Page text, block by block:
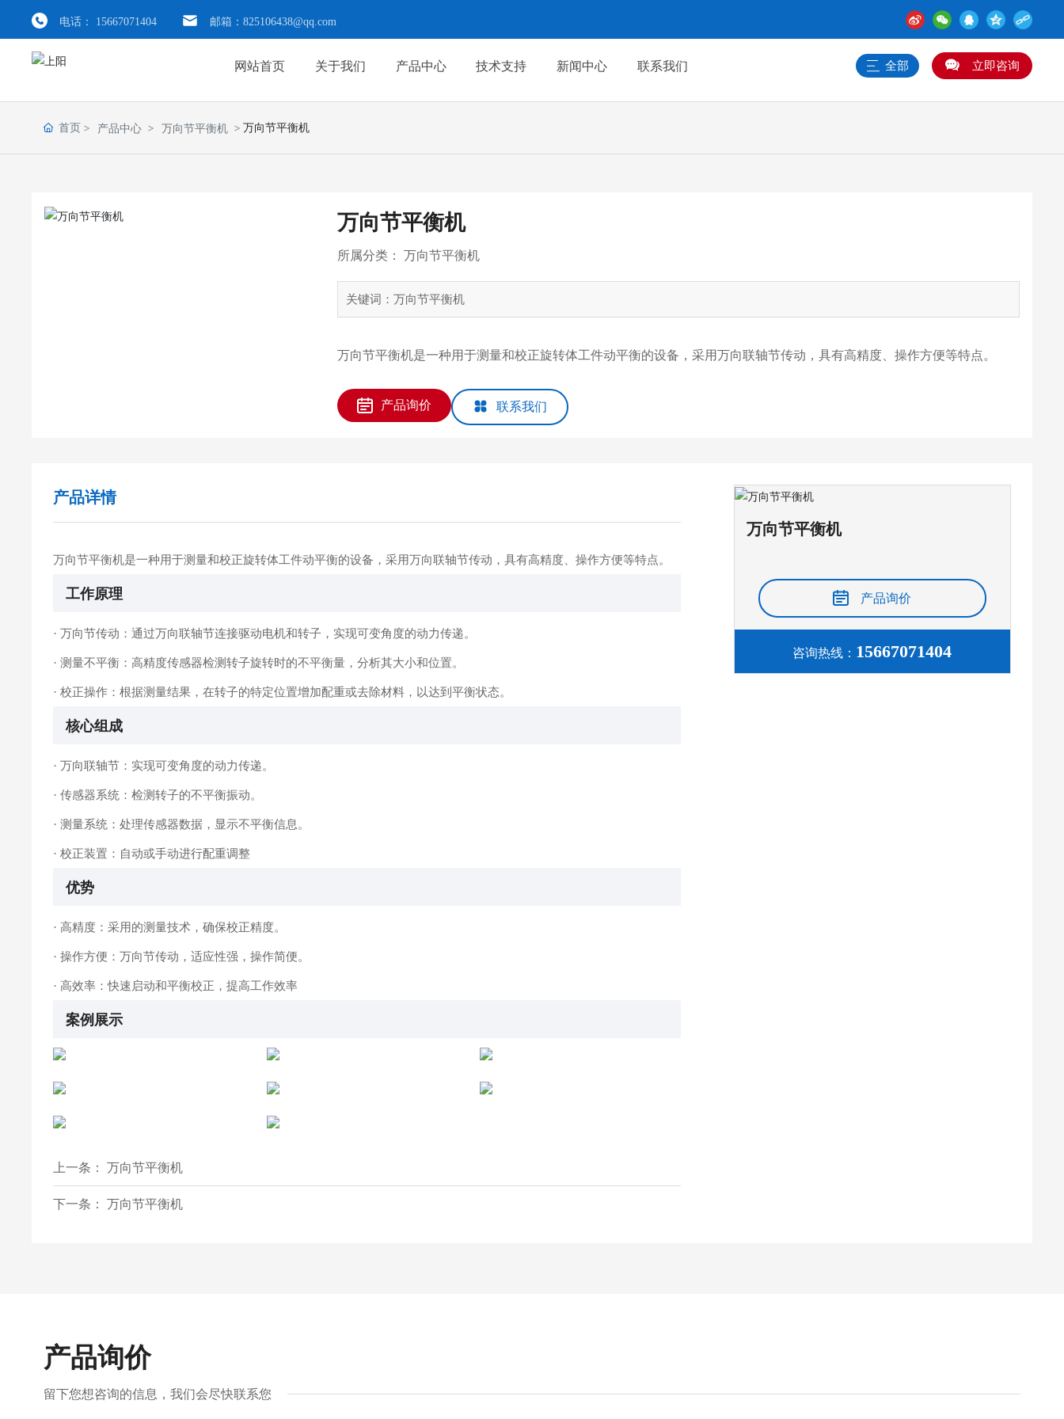
电话： 15667071404 邮箱： 825106438@qq.com
网站首页 关于我们 产品中心 技术支持 新闻中心 联系我们 全部 立即咨询
首页 产品中心 万向节平衡机 万向节平衡机
万向节平衡机
所属分类： 万向节平衡机
关键词：万向节平衡机
万向节平衡机是一种用于测量和校正旋转体工件动平衡的设备，采用万向联轴节传动，具有高精度、操作方便等特点。
产品询价 联系我们
产品详情
万向节平衡机是一种用于测量和校正旋转体工件动平衡的设备，采用万向联轴节传动，具有高精度、操作方便等特点。
工作原理
· 万向节传动：通过万向联轴节连接驱动电机和转子，实现可变角度的动力传递。
· 测量不平衡：高精度传感器检测转子旋转时的不平衡量，分析其大小和位置。
· 校正操作：根据测量结果，在转子的特定位置增加配重或去除材料，以达到平衡状态。
核心组成
· 万向联轴节：实现可变角度的动力传递。
· 传感器系统：检测转子的不平衡振动。
· 测量系统：处理传感器数据，显示不平衡信息。
· 校正装置：自动或手动进行配重调整
优势
· 高精度：采用的测量技术，确保校正精度。
· 操作方便：万向节传动，适应性强，操作简便。
· 高效率：快速启动和平衡校正，提高工作效率
案例展示
上一条：万向节平衡机
下一条：万向节平衡机
万向节平衡机
产品询价
咨询热线： 15667071404
产品询价
留下您想咨询的信息，我们会尽快联系您